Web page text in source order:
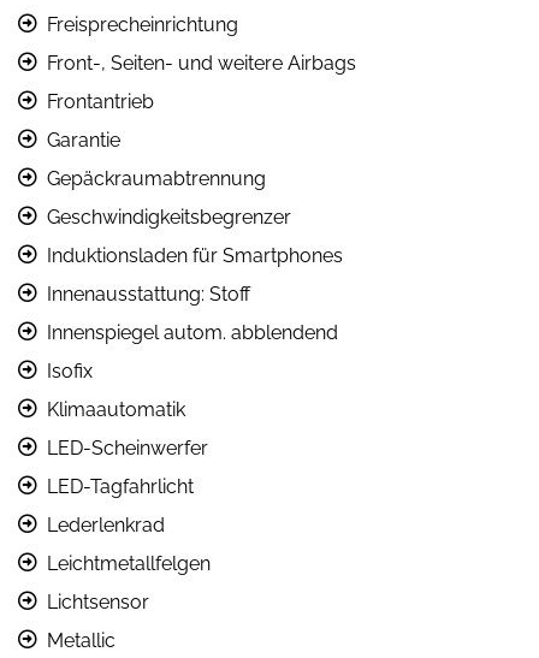
Freisprecheinrichtung
Front-, Seiten- und weitere Airbags
Frontantrieb
Garantie
Gepäckraumabtrennung
Geschwindigkeitsbegrenzer
Induktionsladen für Smartphones
Innenausstattung: Stoff
Innenspiegel autom. abblendend
Isofix
Klimaautomatik
LED-Scheinwerfer
LED-Tagfahrlicht
Lederlenkrad
Leichtmetallfelgen
Lichtsensor
Metallic